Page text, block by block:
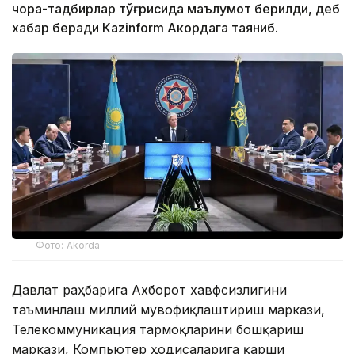
чора-тадбирлар тўғрисида маълумот берилди, деб
хабар беради Каzinform Акордага таяниб.
Фото: Akorda
Давлат раҳбарига Ахборот хавфсизлигини
таъминлаш миллий мувофиқлаштириш маркази,
Телекоммуникация тармоқларини бошқариш
маркази, Компьютер ҳодисаларига қарши